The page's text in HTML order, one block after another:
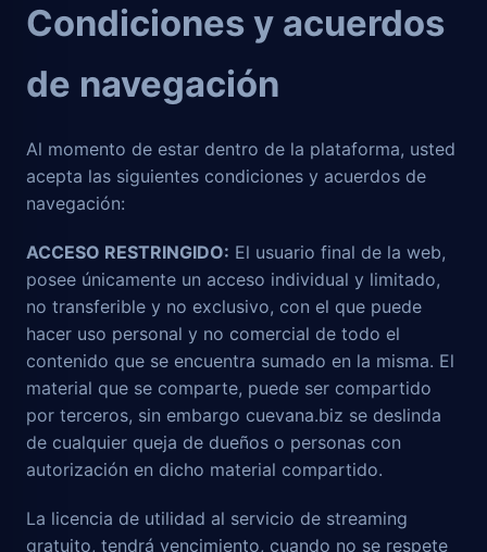
Condiciones y acuerdos
de navegación
Al momento de estar dentro de la plataforma, usted
acepta las siguientes condiciones y acuerdos de
navegación:
ACCESO RESTRINGIDO: El usuario final de la web,
posee únicamente un acceso individual y limitado,
no transferible y no exclusivo, con el que puede
hacer uso personal y no comercial de todo el
contenido que se encuentra sumado en la misma. El
material que se comparte, puede ser compartido
por terceros, sin embargo cuevana.biz se deslinda
de cualquier queja de dueños o personas con
autorización en dicho material compartido.
La licencia de utilidad al servicio de streaming
gratuito, tendrá vencimiento, cuando no se respete